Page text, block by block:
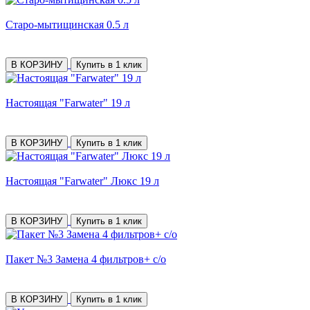
Старо-мытищинская 0.5 л
В КОРЗИНУ Купить в 1 клик
Настоящая "Farwater" 19 л
В КОРЗИНУ Купить в 1 клик
Настоящая "Farwater" Люкс 19 л
В КОРЗИНУ Купить в 1 клик
Пакет №3 Замена 4 фильтров+ с/о
В КОРЗИНУ Купить в 1 клик